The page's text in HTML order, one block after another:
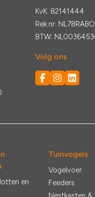
KvK: 82141444
Rek.nr:
BTW:
Volg ons
en
Tuinvogels
Vogelvoer
Feeders